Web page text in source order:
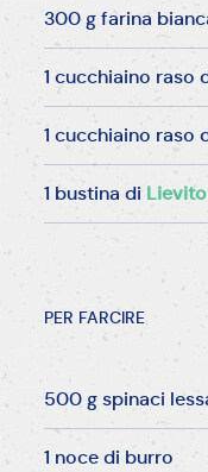
300 g farina
1 cucchiaino raso
1 cucchiaino raso
1 bustina di Lievito
PER FARCIRE
500 g spinaci
1 noce di burro